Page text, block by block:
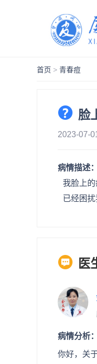
首页 > 青春痘
脸
2023-07-
病情描述：
我脸上
已经困
医
病情分析：
你好，关